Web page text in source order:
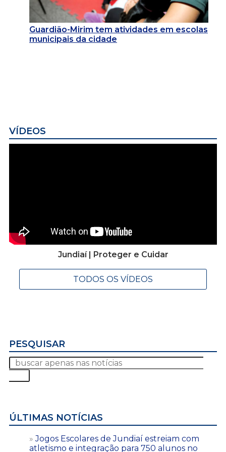
Guardião-Mirim tem atividades em escolas
municipais da cidade
VÍDEOS
Jundiaí | Proteger e Cuidar
TODOS OS VÍDEOS
PESQUISAR
ÚLTIMAS NOTÍCIAS
Jogos Escolares de Jundiaí estreiam com
atletismo e integração para 750 alunos no